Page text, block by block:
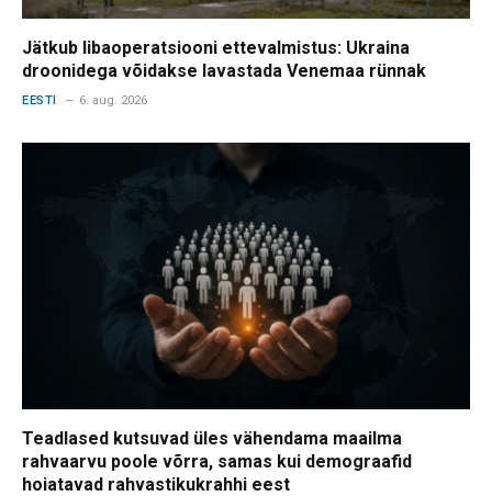
Jätkub libaoperatsiooni ettevalmistus: Ukraina
droonidega võidakse lavastada Venemaa rünnak
EESTI 6. aug. 2026
Teadlased kutsuvad üles vähendama maailma
rahvaarvu poole võrra, samas kui demograafid
hoiatavad rahvastikukrahhi eest